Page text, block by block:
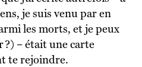
je suis venu par en
les morts, et je peux
– était une carte
te rejoindre.